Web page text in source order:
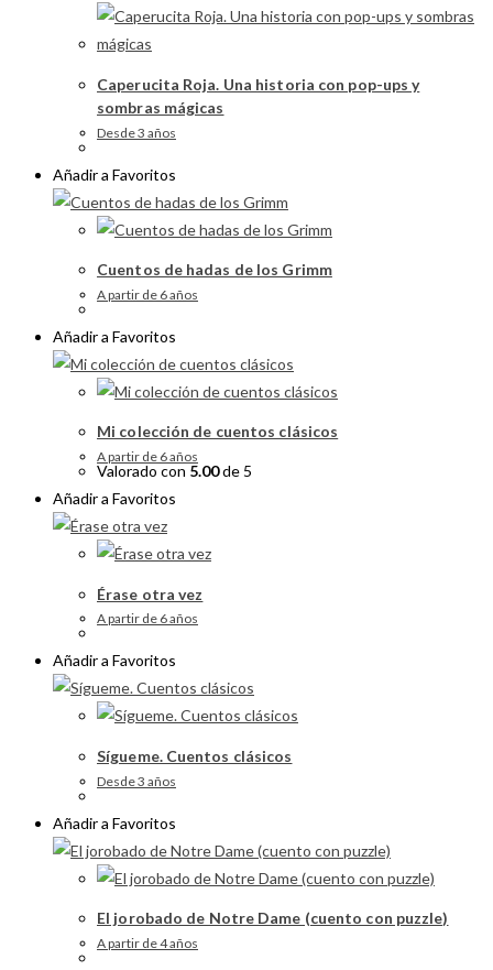
Caperucita Roja. Una historia con pop-ups y
sombras mágicas
Desde 3 años
Añadir a Favoritos
Cuentos de hadas de los Grimm
A partir de 6 años
Añadir a Favoritos
Mi colección de cuentos clásicos
A partir de 6 años
Valorado con 5.00de 5
Añadir a Favoritos
Érase otra vez
A partir de 6 años
Añadir a Favoritos
Sígueme. Cuentos clásicos
Desde 3 años
Añadir a Favoritos
El jorobado de Notre Dame (cuento con puzzle)
A partir de 4 años